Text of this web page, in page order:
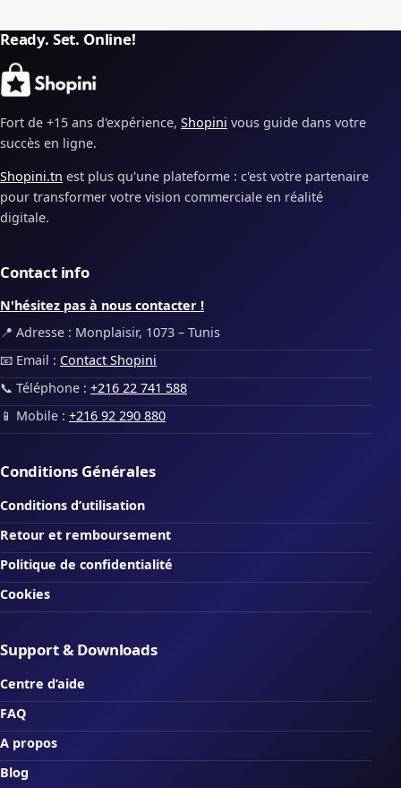
Ready. Set. Online!
Fort de +15 ans d'expérience, Shopini vous guide dans votre
succès en ligne.
Shopini.tn est plus qu'une plateforme : c'est votre partenaire
pour transformer votre vision commerciale en réalité
digitale.
Contact info
N'hésitez pas à nous contacter !
📍 Adresse : Monplaisir, 1073 – Tunis
📧 Email : Contact Shopini
📞 Téléphone : +216 22 741 588
📱 Mobile : +216 92 290 880
Conditions Générales
Conditions d’utilisation
Retour et remboursement
Politique de confidentialité
Cookies
Support & Downloads
Centre d’aide
FAQ
A propos
Blog